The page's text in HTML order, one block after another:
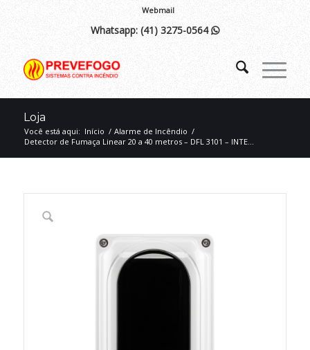
Webmail
Whatsapp: (41) 3275-0564 
Loja
Você está aqui: Início / Alarme de Incêndio /
Detector de Fumaça Linear 20 a 40 metros – DFL 3101 – INTE...